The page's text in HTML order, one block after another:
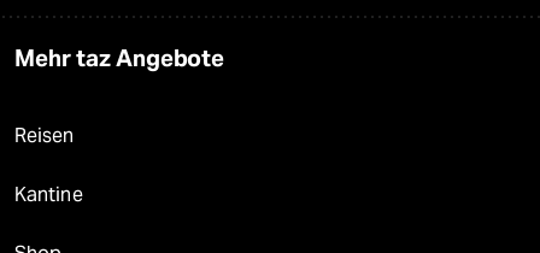
Mehr taz Angebote
Reisen
Kantine